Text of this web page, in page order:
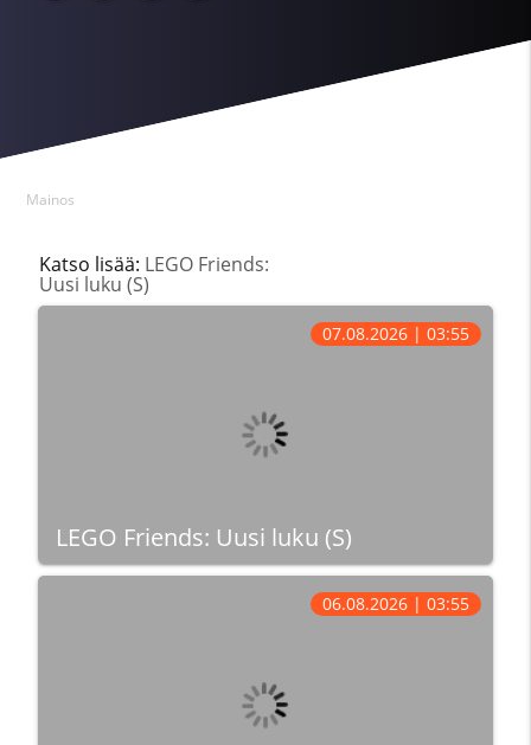
Mainos
Katso lisää: LEGO Friends:
Uusi luku (S)
LEGO Friends: Uusi luku (S)
07.08.2026 | 03:55
06.08.2026 | 03:55